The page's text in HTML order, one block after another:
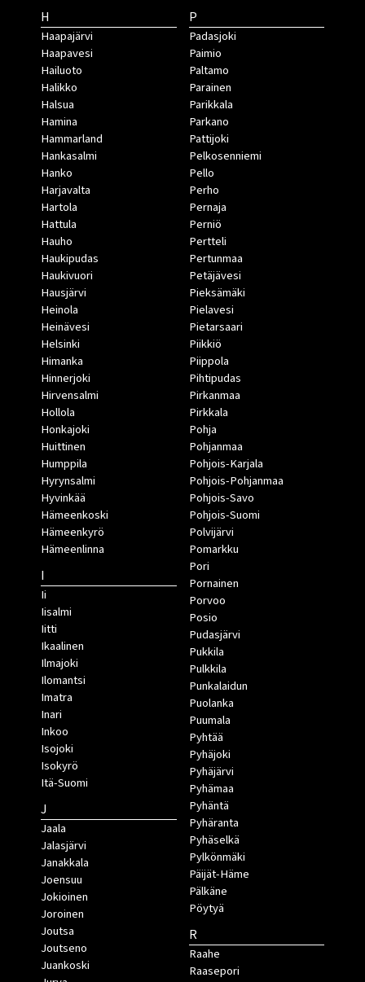
H
Haapajärvi
Haapavesi
Hailuoto
Halikko
Halsua
Hamina
Hammarland
Hankasalmi
Hanko
Harjavalta
Hartola
Hattula
Hauho
Haukipudas
Haukivuori
Hausjärvi
Heinola
Heinävesi
Helsinki
Himanka
Hinnerjoki
Hirvensalmi
Hollola
Honkajoki
Huittinen
Humppila
Hyrynsalmi
Hyvinkää
Hämeenkoski
Hämeenkyrö
Hämeenlinna
I
Ii
Iisalmi
Iitti
Ikaalinen
Ilmajoki
Ilomantsi
Imatra
Inari
Inkoo
Isojoki
Isokyrö
Itä-Suomi
J
Jaala
Jalasjärvi
Janakkala
Joensuu
Jokioinen
Joroinen
Joutsa
Joutseno
Juankoski
P
Padasjoki
Paimio
Paltamo
Parainen
Parikkala
Parkano
Pattijoki
Pelkosenniemi
Pello
Perho
Pernaja
Perniö
Pertteli
Pertunmaa
Petäjävesi
Pieksämäki
Pielavesi
Pietarsaari
Piikkiö
Piippola
Pihtipudas
Pirkanmaa
Pirkkala
Pohja
Pohjanmaa
Pohjois-Karjala
Pohjois-Pohjanmaa
Pohjois-Savo
Pohjois-Suomi
Polvijärvi
Pomarkku
Pori
Pornainen
Porvoo
Posio
Pudasjärvi
Pukkila
Pulkkila
Punkalaidun
Puolanka
Puumala
Pyhtää
Pyhäjoki
Pyhäjärvi
Pyhämaa
Pyhäntä
Pyhäranta
Pyhäselkä
Pylkönmäki
Päijät-Häme
Pälkäne
Pöytyä
R
Raahe
Raasepori